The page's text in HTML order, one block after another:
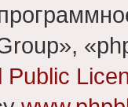
Public